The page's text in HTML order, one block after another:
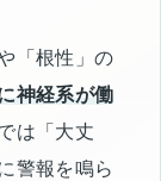
「根性」の
神経系が働
は「大丈
警報を鳴ら